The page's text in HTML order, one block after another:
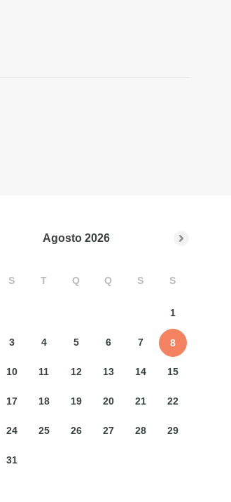
Agosto 2026
S T Q Q S S
1
3 4 5 6 7 8
10 11 12 13 14 15
17 18 19 20 21 22
24 25 26 27 28 29
31